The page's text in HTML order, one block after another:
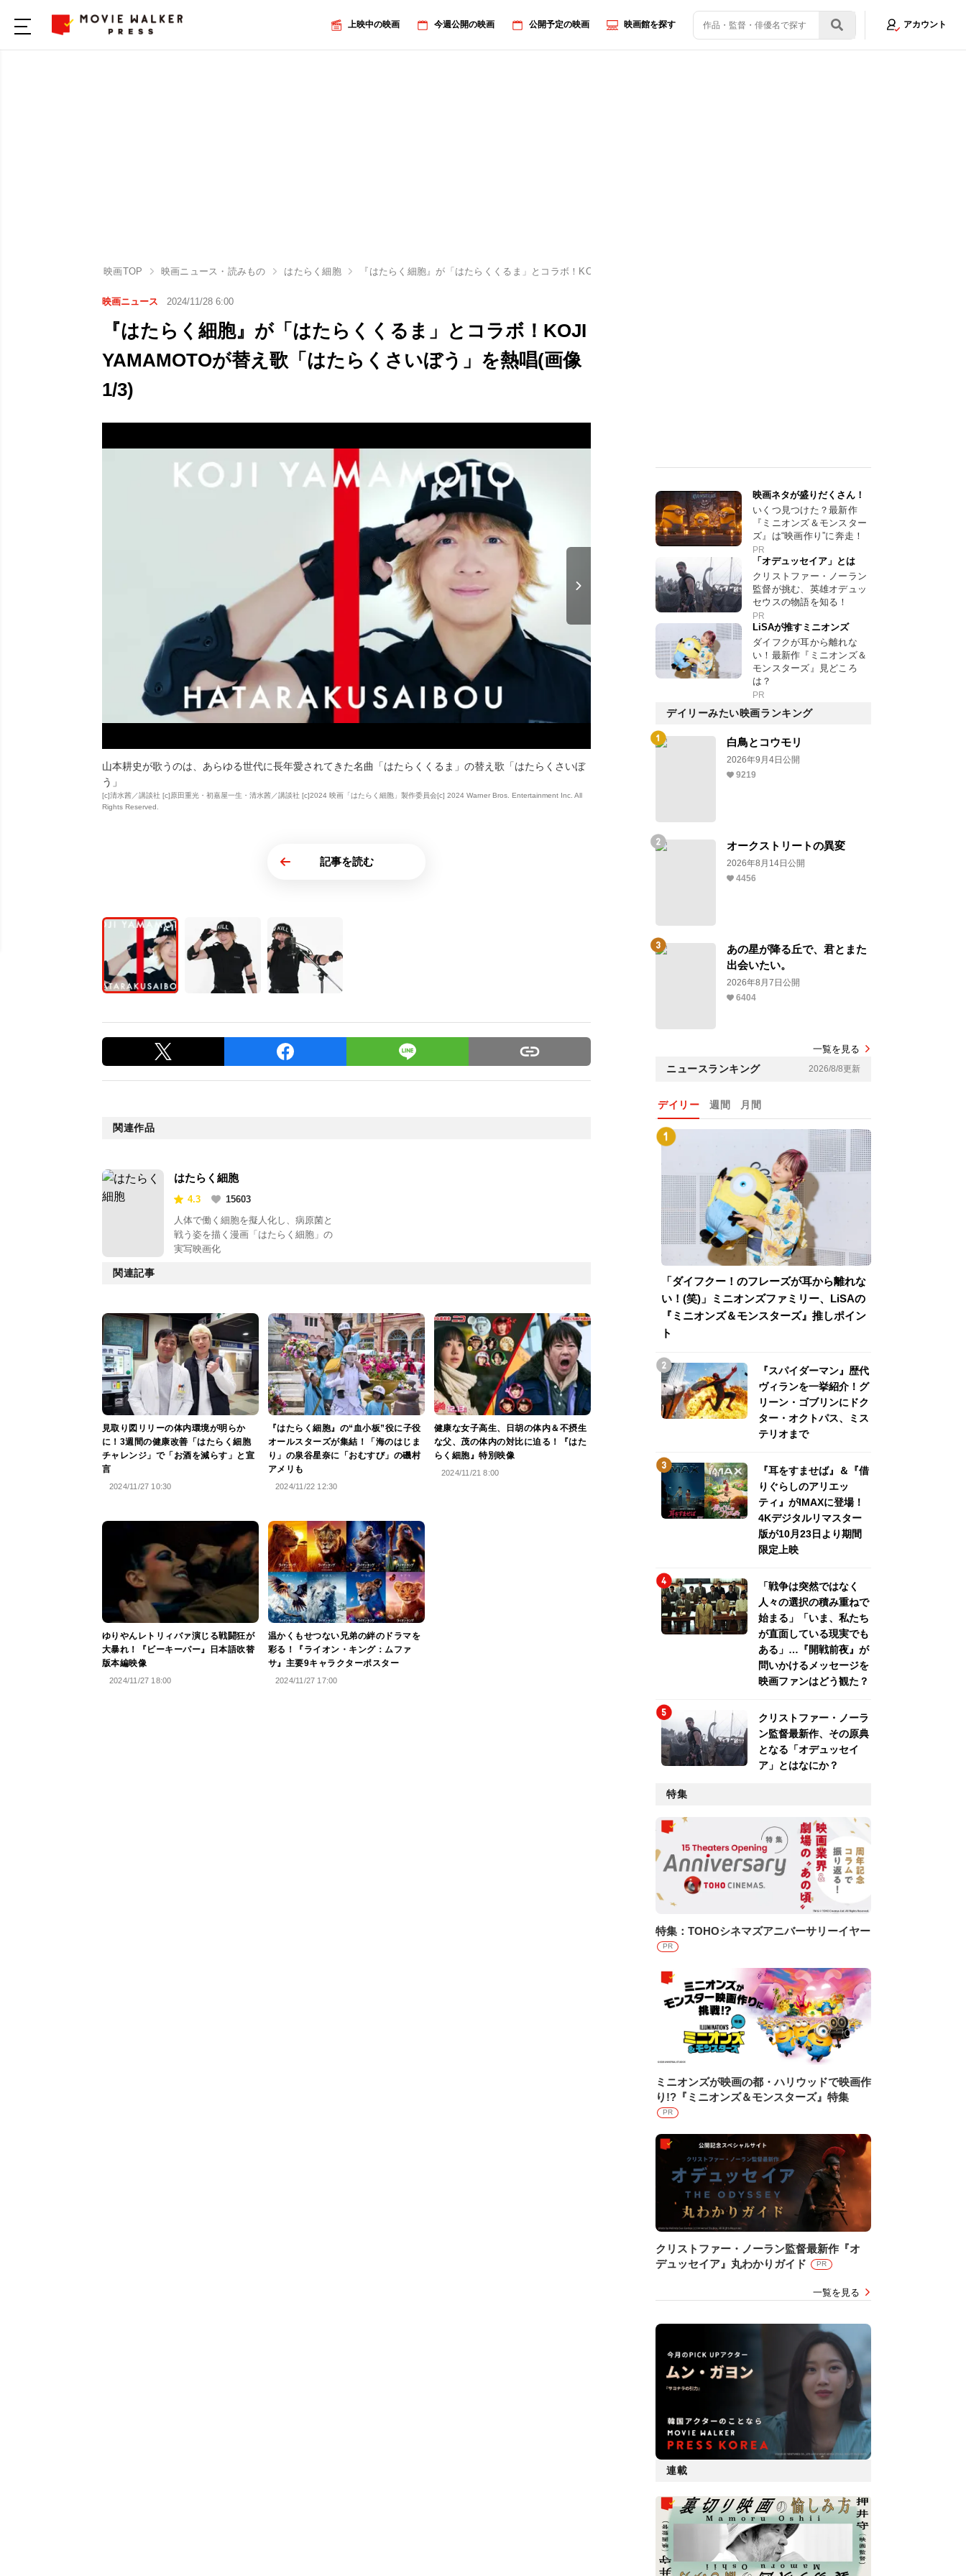
上映中の映画 今週公開の映画 公開予定の映画 映画館を探す アカウント
映画TOP 映画ニュース・読みもの はたらく細胞 『はたらく細胞』が「はたらくくるま」とコラボ！KOJI YAMAMOTOが替え歌「はたらくさいぼう」を熱唱
映画ニュース 2024/11/28 6:00
『はたらく細胞』が「はたらくくるま」とコラボ！KOJI
YAMAMOTOが替え歌「はたらくさいぼう」を熱唱(画像
1/3)
山本耕史が歌うのは、あらゆる世代に長年愛されてきた名曲「はたらくくるま」の替え歌「はたらくさいぼ
う」
[c]清水茜／講談社 [c]原田重光・初嘉屋一生・清水茜／講談社 [c]2024 映画「はたらく細胞」製作委員会[c] 2024 Warner Bros. Entertainment Inc. All
Rights Reserved.
記事を読む
関連作品
はたらく細胞
4.3
15603
人体で働く細胞を擬人化し、病原菌と
戦う姿を描く漫画「はたらく細胞」の
実写映画化
関連記事
見取り図リリーの体内環境が明らか
に！3週間の健康改善「はたらく細胞
チャレンジ」で「お酒を減らす」と宣
言
2024/11/27 10:30
『はたらく細胞』の“血小板”役に子役
オールスターズが集結！「海のはじま
り」の泉谷星奈に「おむすび」の磯村
アメリも
2024/11/22 12:30
健康な女子高生、日胡の体内＆不摂生
な父、茂の体内の対比に迫る！『はた
らく細胞』特別映像
2024/11/21 8:00
ゆりやんレトリィバァ演じる戦闘狂が
大暴れ！『ビーキーパー』日本語吹替
版本編映像
2024/11/27 18:00
温かくもせつない兄弟の絆のドラマを
彩る！『ライオン・キング：ムファ
サ』主要9キャラクターポスター
2024/11/27 17:00
映画ネタが盛りだくさん！
いくつ見つけた？最新作
『ミニオンズ＆モンスター
ズ』は“映画作り”に奔走！
PR
「オデュッセイア」とは
クリストファー・ノーラン
監督が挑む、英雄オデュッ
セウスの物語を知る！
PR
LiSAが推すミニオンズ
ダイフクが耳から離れな
い！最新作『ミニオンズ＆
モンスターズ』見どころ
は？
PR
デイリーみたい映画ランキング
白鳥とコウモリ
2026年9月4日公開
9219
オークストリートの異変
2026年8月14日公開
4456
あの星が降る丘で、君とまた
出会いたい。
2026年8月7日公開
6404
一覧を見る
ニュースランキング 2026/8/8更新
デイリー 週間 月間
「ダイフクー！のフレーズが耳から離れな
い！(笑)」ミニオンズファミリー、LiSAの
『ミニオンズ＆モンスターズ』推しポイン
ト
『スパイダーマン』歴代
ヴィランを一挙紹介！グ
リーン・ゴブリンにドク
ター・オクトパス、ミス
テリオまで
『耳をすませば』＆『借
りぐらしのアリエッ
ティ』がIMAXに登場！
4Kデジタルリマスター
版が10月23日より期間
限定上映
「戦争は突然ではなく
人々の選択の積み重ねで
始まる」「いま、私たち
が直面している現実でも
ある」…『開戦前夜』が
問いかけるメッセージを
映画ファンはどう観た？
クリストファー・ノーラ
ン監督最新作、その原典
となる「オデュッセイ
ア」とはなにか？
特集
特集：TOHOシネマズアニバーサリーイヤー
PR
ミニオンズが映画の都・ハリウッドで映画作
り!?『ミニオンズ＆モンスターズ』特集
PR
クリストファー・ノーラン監督最新作『オ
デュッセイア』丸わかりガイド
PR
一覧を見る
連載